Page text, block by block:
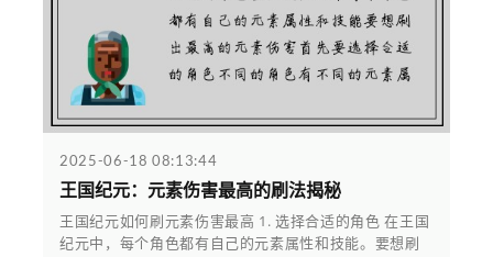
2025-06-18 08:13:44
王国纪元：元素伤害最高的刷法揭秘
王国纪元如何刷元素伤害最高 1. 选择合适的角色 在王国
纪元中，每个角色都有自己的元素属性和技能。要想刷